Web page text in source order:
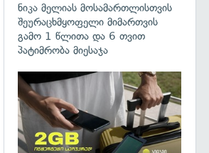
ნიკა მელიას მოსამართლისთვის
შეურაცხმყოფელი მიმართვის
გამო 1 წლითა და 6 თვით
პატიმრობა მიესაჯა